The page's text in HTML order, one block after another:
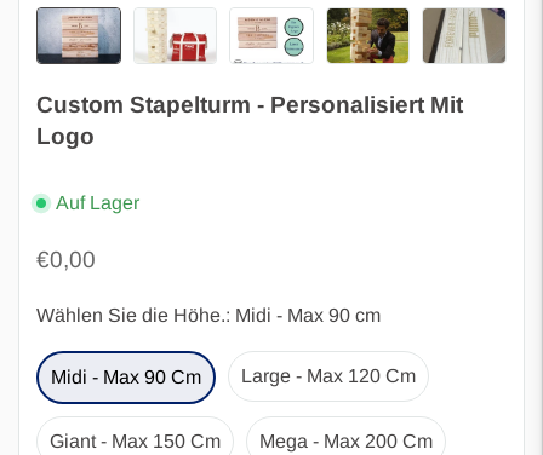
Custom Stapelturm - Personalisiert Mit
Logo
Auf Lager
Regulärer
€0,00
Wählen Sie die Höhe.: Midi - Max 90 cm
Midi - Max 90 Cm Large - Max 120 Cm
Giant - Max 150 Cm Mega - Max 200 Cm